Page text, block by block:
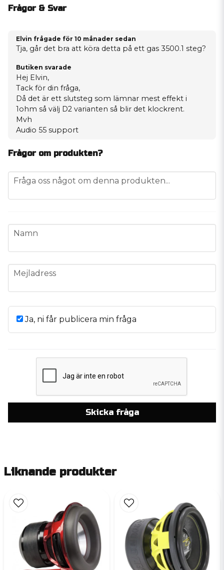
Frågor & Svar
Elvin frågade för 10 månader sedan
Tja, går det bra att köra detta på ett gas 3500.1 steg?
Butiken svarade
Hej Elvin,
Tack för din fråga,
Då det är ett slutsteg som lämnar mest effekt i
1ohm så välj D2 varianten så blir det klockrent.
Mvh
Audio 55 support
Frågor om produkten?
question
Fråga oss något om denna produkten...
name
Namn
email
Mejladress
Ja, ni får publicera min fråga
Skicka fråga
Liknande produkter